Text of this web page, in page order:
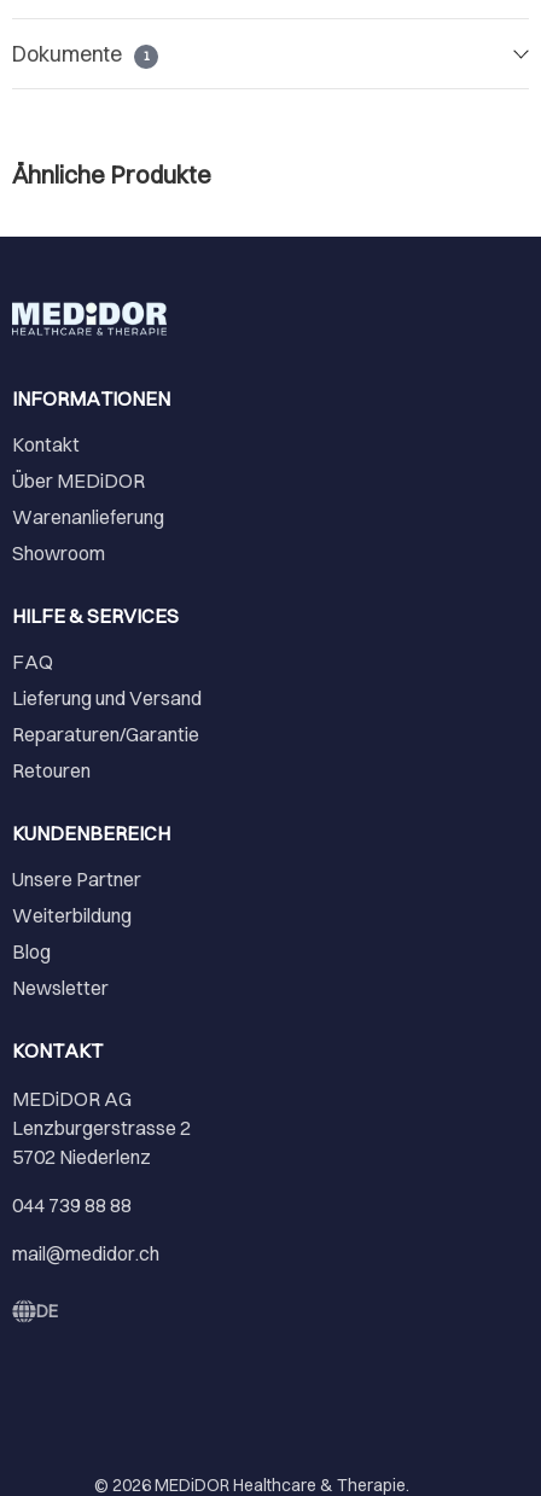
Dokumente 1
Ähnliche Produkte
INFORMATIONEN
Kontakt
Über MEDiDOR
Warenanlieferung
Showroom
HILFE & SERVICES
FAQ
Lieferung und Versand
Reparaturen/Garantie
Retouren
KUNDENBEREICH
Unsere Partner
Weiterbildung
Blog
Newsletter
KONTAKT
MEDiDOR AG
Lenzburgerstrasse 2
5702 Niederlenz
044 739 88 88
mail@medidor.ch
DE
© 2026MEDiDOR Healthcare & Therapie.